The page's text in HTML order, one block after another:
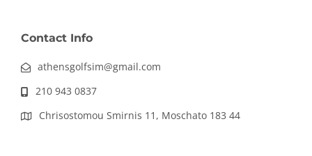
Contact Info
athensgolfsim@gmail.com
210 943 0837
Chrisostomou Smirnis 11, Moschato 183 44